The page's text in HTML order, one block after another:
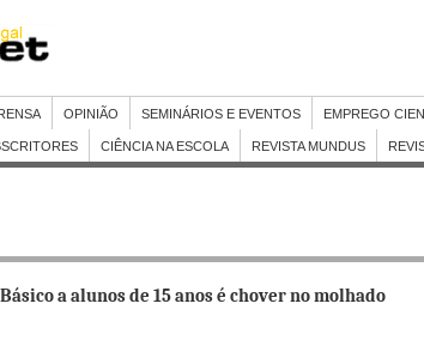
OPINIÃO SEMINÁRIOS E EVENTOS EMPREGO
CIÊNCIA NA ESCOLA REVISTA MUNDUS
a alunos de 15 anos é chover no molhado